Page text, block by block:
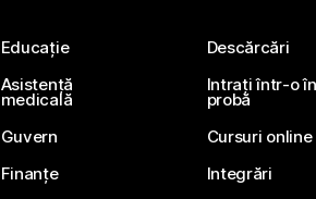
Trimiteți o întrebare
Educație
Asistență
medicală
Guvern
Finanțe
Descărcări
Intrați într-o
probă
Cursuri online
Integrări